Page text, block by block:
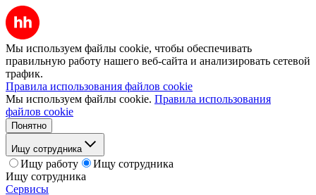
Мы используем файлы cookie, чтобы обеспечивать
правильную работу нашего веб-сайта и анализировать сетевой
трафик.
Правила использования файлов cookie
Мы используем файлы cookie. Правила использования
файлов cookie
Понятно
Ищу сотрудника
Ищу работу
Ищу сотрудника
Ищу сотрудника
Сервисы